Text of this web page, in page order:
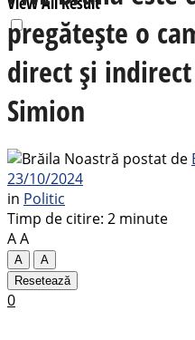
pregătește o
direct și
Simion
postat de
23/10/2024
in Politic
Timp de citire: 2 minute
AA
A
A
Resetează
0